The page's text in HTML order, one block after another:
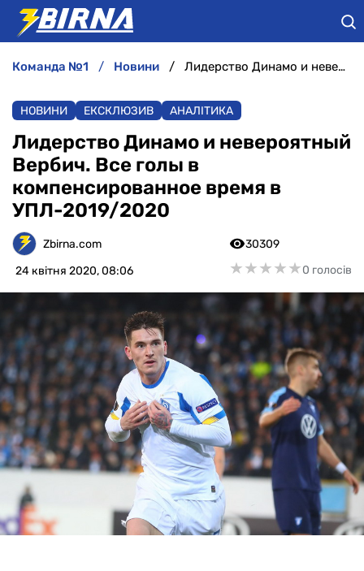
АНАЛІТИКА
ІНТЕРВ'Ю
РІЗНЕ
БУКМЕКЕРИ
команда №1 новини Лидерство Динамо и невероятный Вербич. Все голы в компенсированное время в УПЛ-2019/2020
НОВИНИ ЕКСКЛЮЗИВ АНАЛІТИКА
Лидерство Динамо и невероятный
Вербич. Все голы в
компенсированное время в
УПЛ-2019/2020
Zbirna.com
24 квітня 2020, 08:06
30309
★★★★★
★★★★★0 голосів